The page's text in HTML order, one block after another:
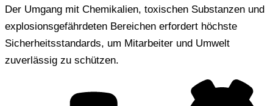
Der Umgang mit Chemikalien, toxischen Substanzen und
explosionsgefährdeten Bereichen erfordert höchste
Sicherheitsstandards, um Mitarbeiter und Umwelt
zuverlässig zu schützen.